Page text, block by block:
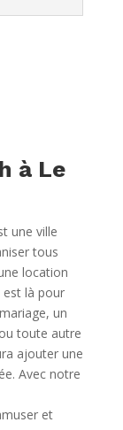
à Le
une ville
tous
location
là pour
un
toute autre
ajouter une
Avec notre
et